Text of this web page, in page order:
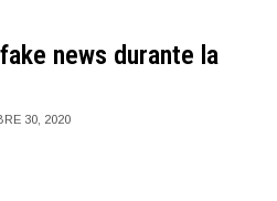
news durante la
30, 2020